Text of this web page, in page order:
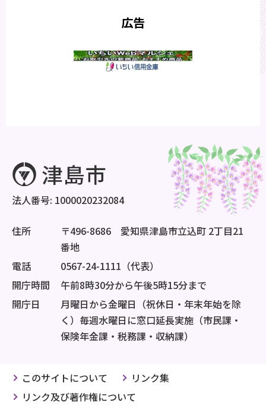
広告
法人番号: 1000020232084
住所
〒496-8686 愛知県津島市立込町 2丁目21
番地
電話
0567-24-1111（代表）
開庁時間
午前8時30分から午後5時15分まで
開庁日
月曜日から金曜日（祝休日・年末年始を除
く）毎週水曜日に窓口延長実施（市民課・
保険年金課・税務課・収納課）
このサイトについて
リンク集
リンク及び著作権について